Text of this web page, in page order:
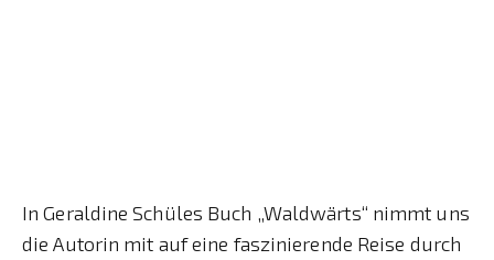
In Geraldine Schüles Buch „Waldwärts“ nimmt uns
die Autorin mit auf eine faszinierende Reise durch